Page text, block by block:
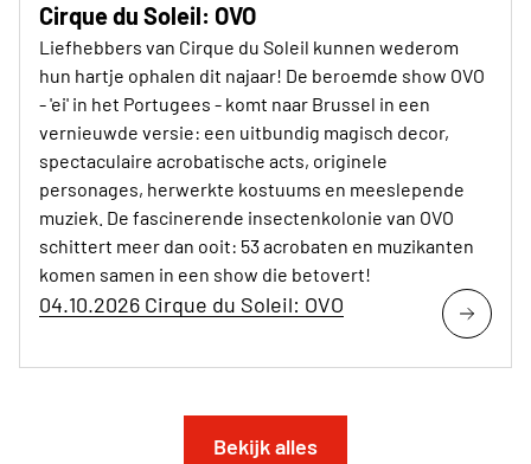
Cirque du Soleil: OVO
Liefhebbers van Cirque du Soleil kunnen wederom
hun hartje ophalen dit najaar! De beroemde show OVO
- 'ei' in het Portugees - komt naar Brussel in een
vernieuwde versie: een uitbundig magisch decor,
spectaculaire acrobatische acts, originele
personages, herwerkte kostuums en meeslepende
muziek. De fascinerende insectenkolonie van OVO
schittert meer dan ooit: 53 acrobaten en muzikanten
komen samen in een show die betovert!
04.10.2026 Cirque du Soleil: OVO
Bekijk alles